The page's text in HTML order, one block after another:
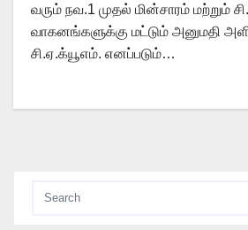
வரும் நவ.1 முதல் மின்சாரம் மற்றும்
வாகனங்களுக்கு மட்டும் அனுமதி
சி.ஏ.க்யூஎம். எனப்படும்…